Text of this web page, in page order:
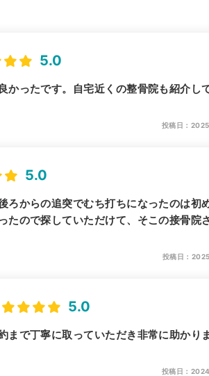
5.0
ったです。自宅近くの整骨院も紹介し
投稿日：
5.0
ろからの追突でむち打ちになったのは初
たので探していただけて、そこの接骨院
投稿日：
5.0
まで丁寧に取っていただき非常に助かり
投稿日：